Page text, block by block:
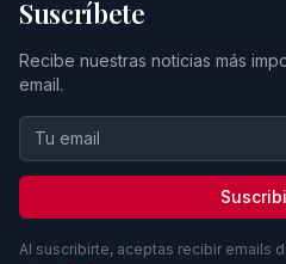
Suscríbete
Recibe nuestras noticias más
email.
Al suscribirte, aceptas recibir emails